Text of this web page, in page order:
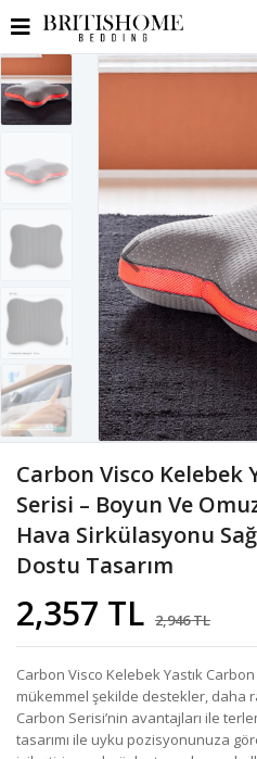
Carbon Visco Kelebek
Serisi – Boyun Ve
Hava Sirkülasyonu
Dostu Tasarım
2,357 TL 2,946 TL
Carbon Visco Kelebek Yastık
mükemmel şekilde destekler, daha
Carbon Serisi’nin avantajları ile
tasarımı ile uyku pozisyonunuza